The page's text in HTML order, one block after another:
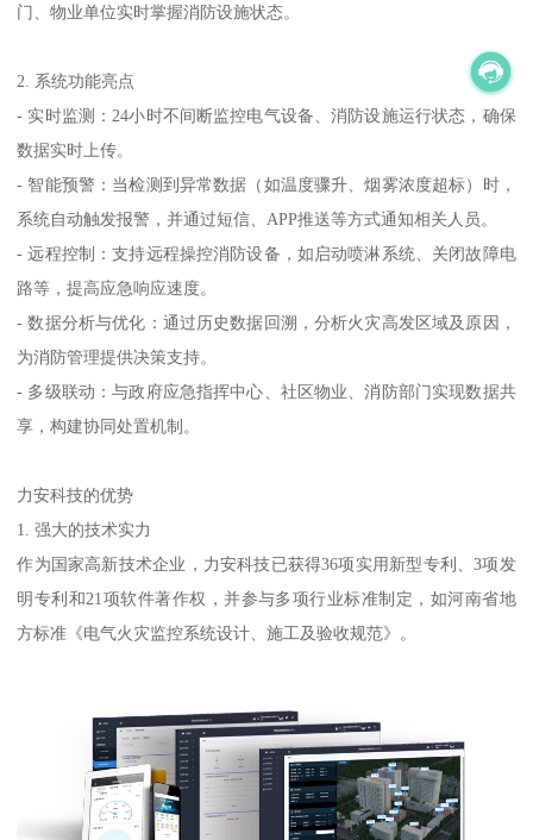
门、物业单位实时掌握消防设施状态。
2. 系统功能亮点
- 实时监测：24小时不间断监控电气设备、消防设施运行状态，确保
数据实时上传。
- 智能预警：当检测到异常数据（如温度骤升、烟雾浓度超标）时，
系统自动触发报警，并通过短信、APP推送等方式通知相关人员。
- 远程控制：支持远程操控消防设备，如启动喷淋系统、关闭故障电
路等，提高应急响应速度。
- 数据分析与优化：通过历史数据回溯，分析火灾高发区域及原因，
为消防管理提供决策支持。
- 多级联动：与政府应急指挥中心、社区物业、消防部门实现数据共
享，构建协同处置机制。
力安科技的优势
1. 强大的技术实力
作为国家高新技术企业，力安科技已获得36项实用新型专利、3项发
明专利和21项软件著作权，并参与多项行业标准制定，如河南省地
方标准《电气火灾监控系统设计、施工及验收规范》。